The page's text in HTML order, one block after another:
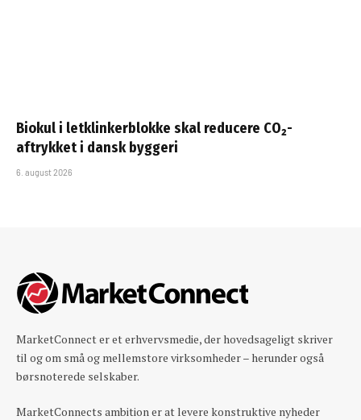
Biokul i letklinkerblokke skal reducere CO₂-
aftrykket i dansk byggeri
6. august 2026
MarketConnect er et erhvervsmedie, der hovedsageligt skriver
til og om små og mellemstore virksomheder – herunder også
børsnoterede selskaber.
MarketConnects ambition er at levere konstruktive nyheder